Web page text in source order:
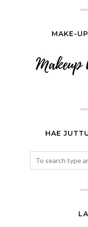
MAKE-
HAE